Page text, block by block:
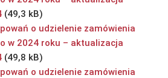
o udzielenie zamówienia
w 2024 roku – aktualizacja
o udzielenie zamówienia